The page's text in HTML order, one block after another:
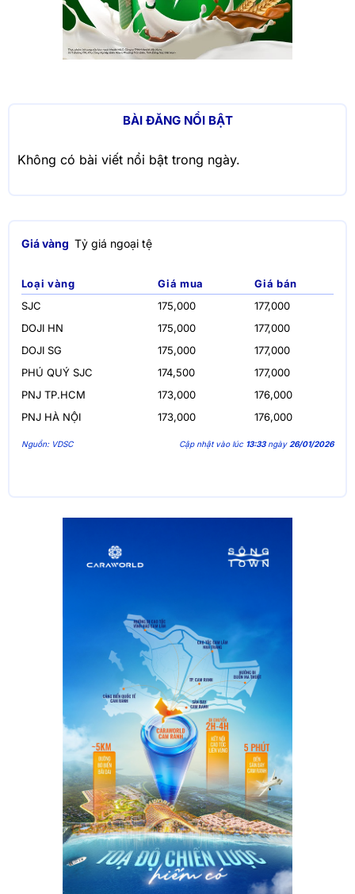
BÀI ĐĂNG NỔI BẬT
Không có bài viết nổi bật trong ngày.
Giá vàng Tỷ giá ngoại tệ
Loại vàng Giá mua
Giá bán
SJC
175,000
177,000
DOJI HN
175,000
177,000
DOJI SG
175,000
177,000
PHÚ QUÝ SJC
174,500
177,000
PNJ TP.HCM
173,000
176,000
PNJ HÀ NỘI
173,000 176,000
Nguồn: VDSC Cập nhật vào lúc 13:33ngày 26/01/2026